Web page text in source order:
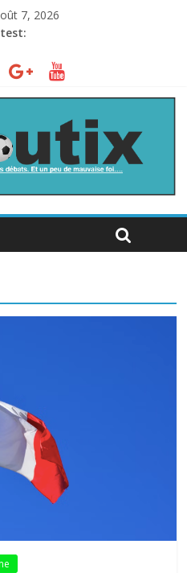
7, 2026
le chaos
la Coupe du monde à des fonds
football ?